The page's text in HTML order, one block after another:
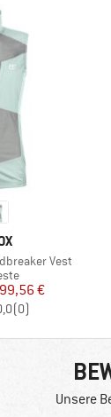
Vest
Preis
99,56 €
(0)
Unsere